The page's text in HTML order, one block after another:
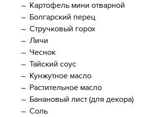
– Картофель мини отварной
– Болгарский перец
– Стручковый горох
– Личи
– Чеснок
– Тайский соус
– Кунжутное масло
– Растительное масло
– Банановый лист (для декора)
– Соль